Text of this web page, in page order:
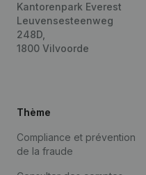
Kantorenpark Everest
Leuvensesteenweg
248D,
1800 Vilvoorde
Thème
Compliance et prévention
de la fraude